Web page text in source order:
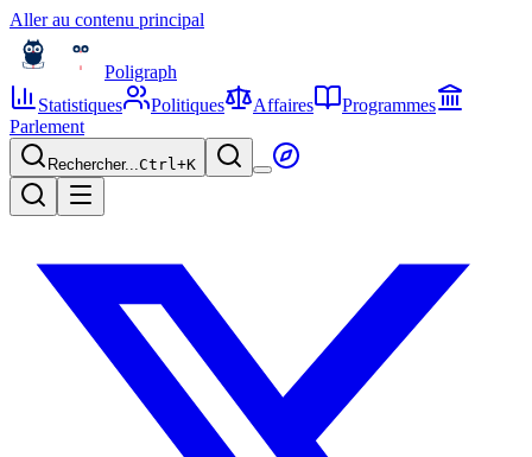
Aller au contenu principal
Poligraph
Statistiques
Politiques Affaires
Programmes
Parlement
Rechercher...Ctrl+K